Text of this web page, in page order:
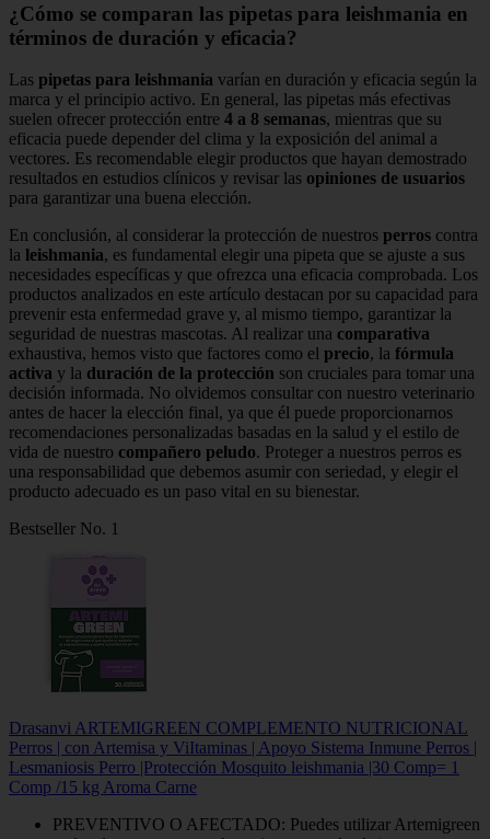
¿Cómo se comparan las pipetas para leishmania en
términos de duración y eficacia?
Las pipetas para leishmania varían en duración y eficacia según la
marca y el principio activo. En general, las pipetas más efectivas
suelen ofrecer protección entre 4 a 8 semanas, mientras que su
eficacia puede depender del clima y la exposición del animal a
vectores. Es recomendable elegir productos que hayan demostrado
resultados en estudios clínicos y revisar las opiniones de usuarios
para garantizar una buena elección.
En conclusión, al considerar la protección de nuestros perros contra
la leishmania, es fundamental elegir una pipeta que se ajuste a sus
necesidades específicas y que ofrezca una eficacia comprobada. Los
productos analizados en este artículo destacan por su capacidad para
prevenir esta enfermedad grave y, al mismo tiempo, garantizar la
seguridad de nuestras mascotas. Al realizar una comparativa
exhaustiva, hemos visto que factores como el precio, la fórmula
activa y la duración de la protección son cruciales para tomar una
decisión informada. No olvidemos consultar con nuestro veterinario
antes de hacer la elección final, ya que él puede proporcionarnos
recomendaciones personalizadas basadas en la salud y el estilo de
vida de nuestro compañero peludo. Proteger a nuestros perros es
una responsabilidad que debemos asumir con seriedad, y elegir el
producto adecuado es un paso vital en su bienestar.
Bestseller No. 1
Drasanvi ARTEMIGREEN COMPLEMENTO NUTRICIONAL
Perros | con Artemisa y ViItaminas | Apoyo Sistema Inmune Perros |
Lesmaniosis Perro |Protección Mosquito leishmania |30 Comp= 1
Comp /15 kg Aroma Carne
PREVENTIVO O AFECTADO: Puedes utilizar Artemigreen